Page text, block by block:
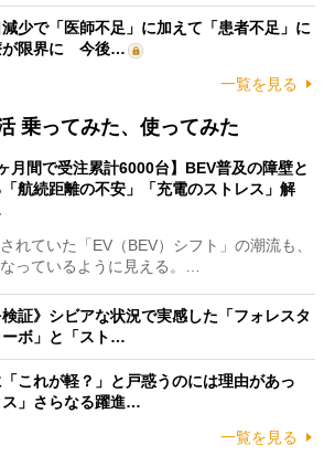
減少で「医師不足」に加えて「患者不足」に
が限界に 今後…
一覧を見る
乗ってみた、使ってみた
ヶ月間で受注累計6000台】BEV普及の障壁と
航続距離の不安」「充電のストレス」解
れていた「EV（BEV）シフト」の潮流も、
っているように見える。…
検証》シビアな状況で実感した「フォレスタ
ボ」と「スト…
これが軽？」と戸惑うのには理由があっ
」さらなる躍進…
一覧を見る